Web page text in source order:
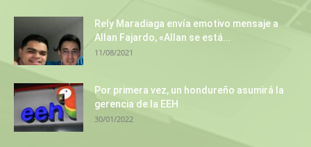
Rely Maradiaga envía emotivo mensaje a
Allan Fajardo, «Allan se está...
11/08/2021
Por primera vez, un hondureño asumirá la
gerencia de la EEH
30/01/2022